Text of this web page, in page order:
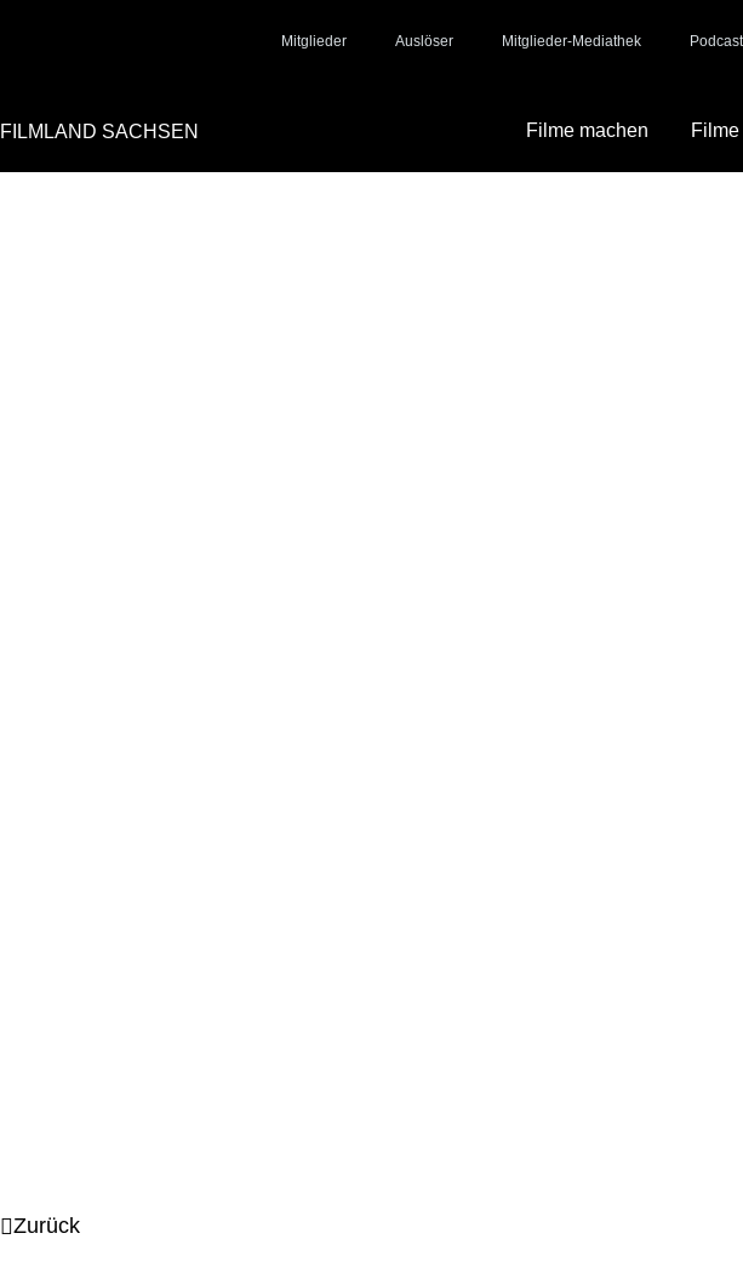
Mitglieder Auslöser Mitglieder-Mediathek Podcast
FILMLAND SACHSEN Filme machen
Zurück